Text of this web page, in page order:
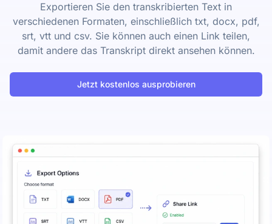
Exportieren Sie den transkribierten Text in
verschiedenen Formaten, einschließlich txt, docx, pdf,
srt, vtt und csv. Sie können auch einen Link teilen,
damit andere das Transkript direkt ansehen können.
Jetzt kostenlos ausprobieren